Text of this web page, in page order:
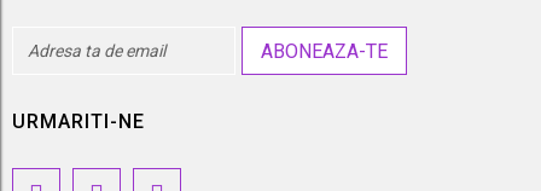
ABONEAZA-TE
URMARITI-NE